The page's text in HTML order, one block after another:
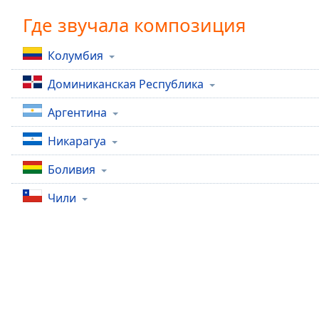
Chapters
Descriptions
descriptions
off,
selected
Subtitles
subtitles
settings,
opens
Где звучала композиция
Колумбия
Доминиканская Республика
Аргентина
Никарагуа
Боливия
Чили